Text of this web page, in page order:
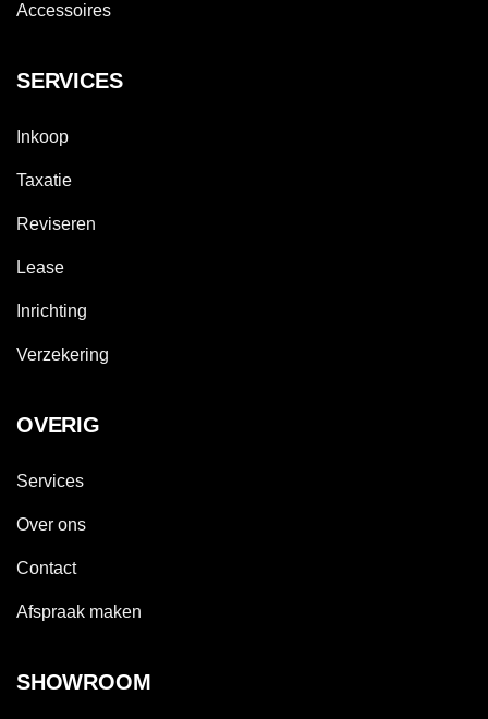
Accessoires
SERVICES
Inkoop
Taxatie
Reviseren
Lease
Inrichting
Verzekering
OVERIG
Services
Over ons
Contact
Afspraak maken
SHOWROOM